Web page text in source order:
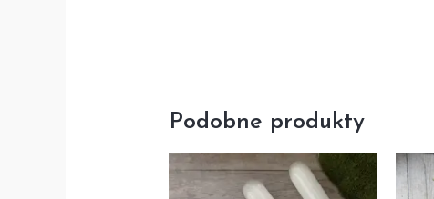
Podobne produkty